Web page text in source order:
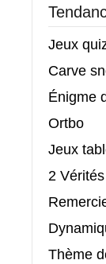
Jeux
Carve
Énigme
Ortbo
Jeux
2
Thème